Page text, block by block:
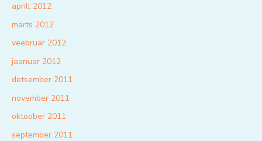
aprill 2012
märts 2012
veebruar 2012
jaanuar 2012
detsember 2011
november 2011
oktoober 2011
september 2011